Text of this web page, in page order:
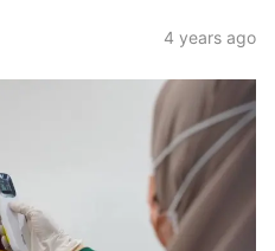
4 years ago